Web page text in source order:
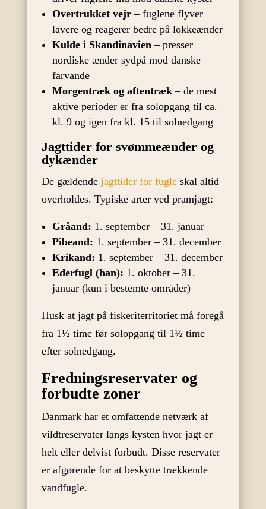
Overtrukket vejr– fuglene flyver
lavere og reagerer bedre på lokkeænder
Kulde i Skandinavien – presser
nordiske ænder sydpå mod danske
farvande
Morgentræk og aftentræk– de mest
aktive perioder er fra solopgang til ca.
kl. 9 og igen fra kl. 15 til solnedgang
Jagttider for svømmeænder og
dykænder
De gældende jagttider for fugleskal altid
overholdes. Typiske arter ved pramjagt:
Gråand: 1. september – 31. januar
Pibeand: 1. september – 31. december
Krikand: 1. september – 31. december
Ederfugl (han): 1. oktober – 31.
januar (kun i bestemte områder)
Husk at jagt på fiskeriterritoriet må foregå
fra 1½ time før solopgang til 1½ time
efter solnedgang.
Fredningsreservater og
forbudte zoner
Danmark har et omfattende netværk af
vildtreservater langs kysten hvor jagt er
helt eller delvist forbudt. Disse reservater
er afgørende for at beskytte trækkende
vandfugle.